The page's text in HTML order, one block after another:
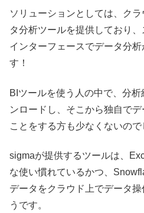
ソリューションとしては、ク
タ分析ツールを提供しており
インターフェースでデータ分
す！
BIツールを使う人の中で、分
ンロードし、そこから独自で
ことをする方も少なくないので
sigmaが提供するツールは、
な使い慣れているかつ、
データをクラウド上でデータ
うです。